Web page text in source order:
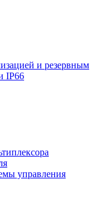
и резервным
IP66
управления